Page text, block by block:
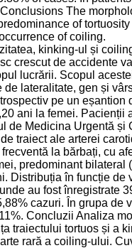
The
of
of coiling.
kinking-ul și
crescut de accidente
lucrării. Scopul
lateralitate, gen și
pe un eșantion
ani la femei. Pacienții
de Medicina Urgentă și
traiect ale arterei
la bărbați, cu
predominant bilateral
Distribuția în funcție de
au fost înregistrate
cazuri. În grupa de
Concluzii Analiza
traiectului tortuos și a
rară a coiling-ului.